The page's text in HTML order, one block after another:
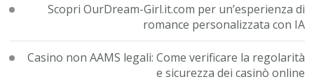
Scopri OurDream-Girl.it.com per un’esperienza di
romance personalizzata con IA
Casino non AAMS legali: Come verificare la regolarità
e sicurezza dei casinò online